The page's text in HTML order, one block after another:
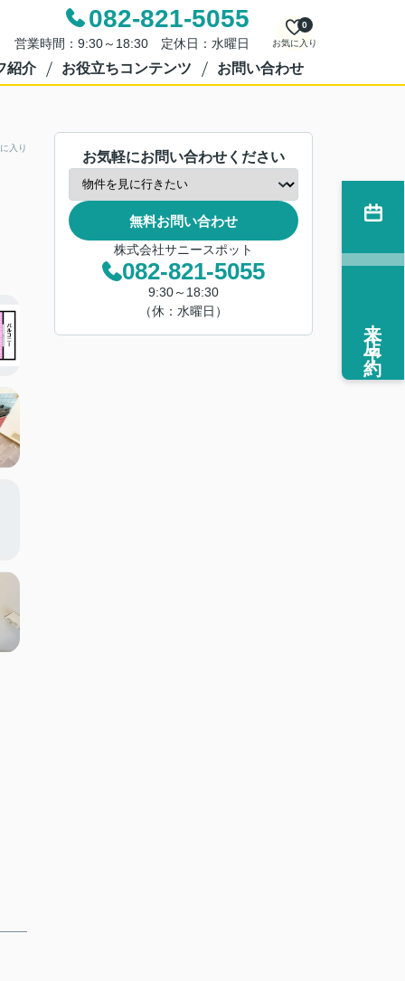
082-821-5055
営業時間：9:30～18:30 定休日：水曜日 お気に入り
0
紹介 お役立ちコンテンツ お問い合わせ
入り
お気軽にお問い合わせください
無料お問い合わせ
株式会社サニースポット
082-821-5055
9:30～18:30
（休：水曜日）
来店予約